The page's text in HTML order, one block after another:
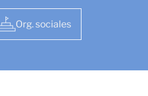
Org. sociales